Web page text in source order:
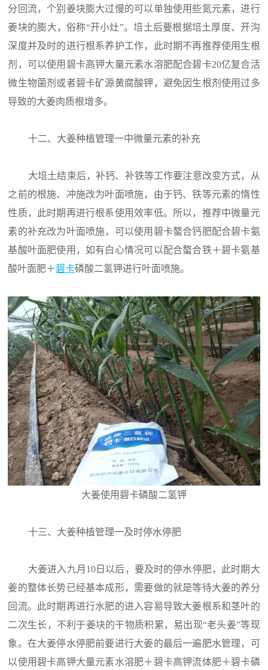
分回流，个别姜块膨大过慢的可以单独使用些氮元素，进行
姜块的膨大，俗称“开小灶”。培土后要根据培土厚度、开沟
深度并及时的进行根系养护工作，此时期不再推荐使用生根
剂，可以使用碧卡高钾大量元素水溶肥配合碧卡20亿复合活
微生物菌剂或者碧卡矿源黄腐酸钾，避免因生根剂使用过多
导致的大姜肉质根增多。
十二、大姜种植管理一中微量元素的补充
大培土结束后，补钙、补铁等工作要注意改变方式，从
之前的根施、冲施改为叶面喷施，由于钙、铁等元素的惰性
性质，此时期再进行根系使用效率低。所以，推荐中微量元
素的补充改为叶面喷施，可以使用碧卡螯合钙肥配合碧卡氨
基酸叶面肥使用，如有白心情况可以配合螯合铁＋碧卡氨基
酸叶面肥＋碧卡磷酸二氢钾进行叶面喷施。
大姜使用碧卡磷酸二氢钾
十三、大姜种植管理一及时停水停肥
大姜进入九月10日以后，要及时的停水停肥，此时期大
姜的整体长势已经基本成形，需要做的就是等待大姜的养分
回流。此时期再进行水肥的进入容易导致大姜根系和茎叶的
二次生长，不利于姜块的干物质积累，易出现“老头姜”等现
象。在大姜停水停肥前要进行大姜的最后一遍肥水管理，可
以使用碧卡高钾大量元素水溶肥＋碧卡高钾流体肥＋碧卡磷